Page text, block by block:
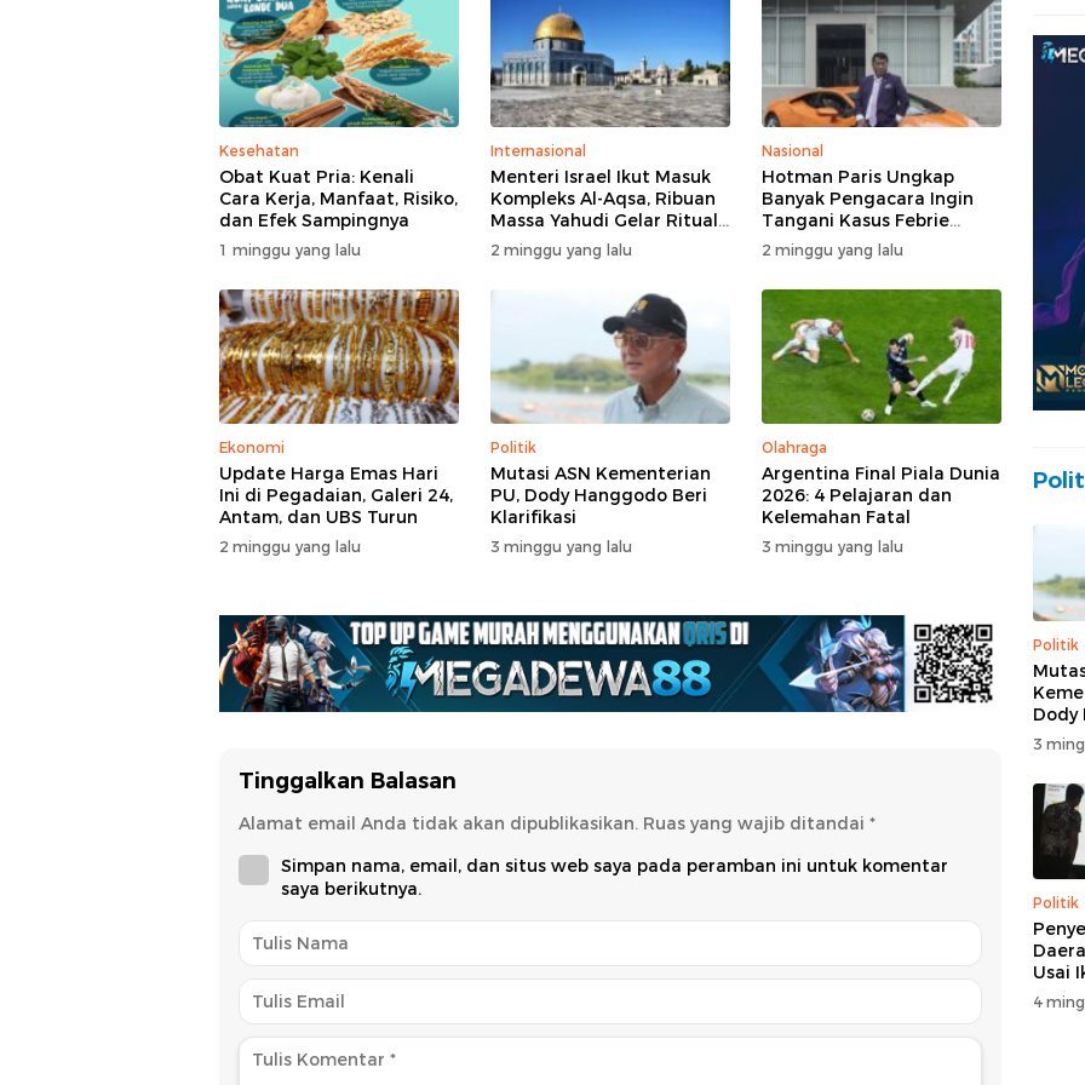
Kesehatan
Obat Kuat Pria: Kenali
Cara Kerja, Manfaat, Risiko,
dan Efek Sampingnya
1 minggu yang lalu
Internasional
Menteri Israel Ikut Masuk
Kompleks Al-Aqsa, Ribuan
Massa Yahudi Gelar Ritual
di Tengah Pengamanan
Polisi
2 minggu yang lalu
Nasional
Hotman Paris Ungkap
Banyak Pengacara Ingin
Tangani Kasus Febrie
Adriansyah: Disebut “The
Dream Case”
2 minggu yang lalu
Ekonomi
Update Harga Emas Hari
Ini di Pegadaian, Galeri 24,
Antam, dan UBS Turun
2 minggu yang lalu
Politik
Mutasi ASN Kementerian
PU, Dody Hanggodo Beri
Klarifikasi
3 minggu yang lalu
Olahraga
Argentina Final Piala Dunia
2026: 4 Pelajaran dan
Kelemahan Fatal
3 minggu yang lalu
Tinggalkan Balasan
Alamat email Anda tidak akan dipublikasikan. Ruas yang wajib ditandai *
Simpan nama, email, dan situs web saya pada peramban ini untuk komentar
saya berikutnya.
Politik
Dody
Beri
3
Politik
Usai
4